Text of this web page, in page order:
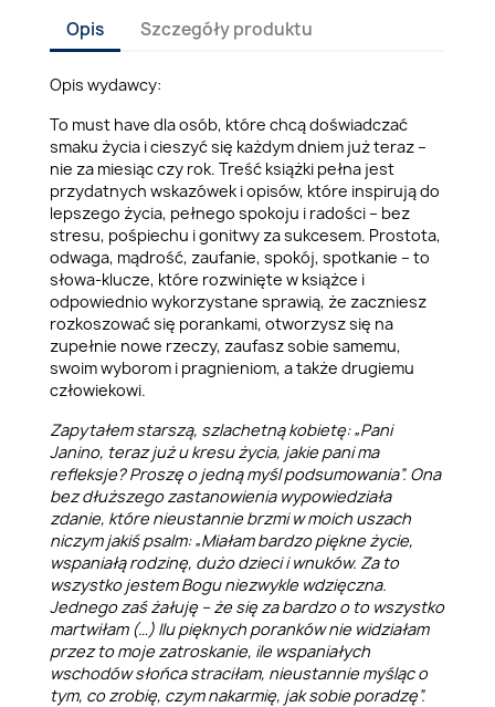
Opis Szczegóły produktu
Opis wydawcy:
To must have dla osób, które chcą doświadczać
smaku życia i cieszyć się każdym dniem już teraz –
nie za miesiąc czy rok. Treść książki pełna jest
przydatnych wskazówek i opisów, które inspirują do
lepszego życia, pełnego spokoju i radości – bez
stresu, pośpiechu i gonitwy za sukcesem. Prostota,
odwaga, mądrość, zaufanie, spokój, spotkanie – to
słowa-klucze, które rozwinięte w książce i
odpowiednio wykorzystane sprawią, że zaczniesz
rozkoszować się porankami, otworzysz się na
zupełnie nowe rzeczy, zaufasz sobie samemu,
swoim wyborom i pragnieniom, a także drugiemu
człowiekowi.
Zapytałem starszą, szlachetną kobietę: „Pani
Janino, teraz już u kresu życia, jakie pani ma
refleksje? Proszę o jedną myśl podsumowania”. Ona
bez dłuższego zastanowienia wypowiedziała
zdanie, które nieustannie brzmi w moich uszach
niczym jakiś psalm: „Miałam bardzo piękne życie,
wspaniałą rodzinę, dużo dzieci i wnuków. Za to
wszystko jestem Bogu niezwykle wdzięczna.
Jednego zaś żałuję – że się za bardzo o to wszystko
martwiłam (…) Ilu pięknych poranków nie widziałam
przez to moje zatroskanie, ile wspaniałych
wschodów słońca straciłam, nieustannie myśląc o
tym, co zrobię, czym nakarmię, jak sobie poradzę”.